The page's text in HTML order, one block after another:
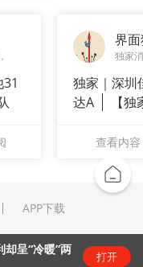
界
独家
独家｜深圳
达A
【
查看内容
APP下载
却呈“冷暖”两
打开